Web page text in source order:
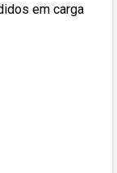
em carga